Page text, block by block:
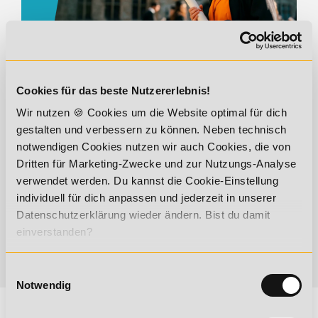
Cookies für das beste Nutzererlebnis!
Wir nutzen 🍪 Cookies um die Website optimal für dich
gestalten und verbessern zu können. Neben technisch
notwendigen Cookies nutzen wir auch Cookies, die von
Dritten für Marketing-Zwecke und zur Nutzungs-Analyse
verwendet werden. Du kannst die Cookie-Einstellung
individuell für dich anpassen und jederzeit in unserer
Datenschutzerklärung wieder ändern. Bist du damit
einverstanden?
Notwendig
BILDUNGSGUTSCHEIN
WERDE ANERKANNTER